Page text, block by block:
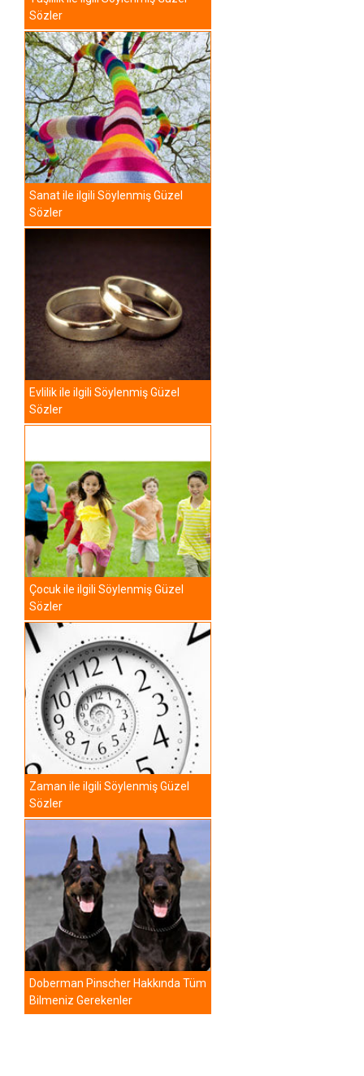
Sözler
Sanat ile ilgili Söylenmiş Güzel
Sözler
Evlilik ile ilgili Söylenmiş Güzel
Sözler
Çocuk ile ilgili Söylenmiş Güzel
Sözler
Zaman ile ilgili Söylenmiş Güzel
Sözler
Doberman Pinscher Hakkında Tüm
Bilmeniz Gerekenler